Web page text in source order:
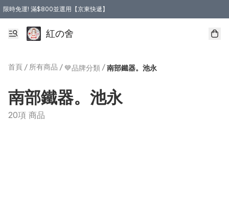
限時免運! 滿$800並選用【京東快遞】
紅の舍
首頁 / 所有商品 / 💙品牌分類 / 南部鐵器。池永
南部鐵器。池永
20項 商品